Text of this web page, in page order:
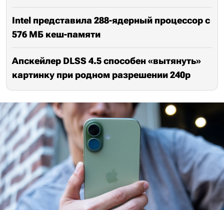
Intel представила 288-ядерный процессор с
576 МБ кеш-памяти
Апскейлер DLSS 4.5 способен «вытянуть»
картинку при родном разрешении 240p